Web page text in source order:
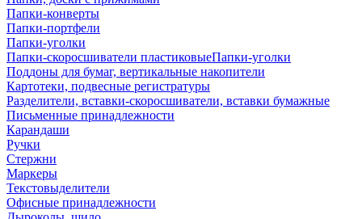
Папки-конверты
Папки-портфели
Папки-уголки
Папки-скоросшиватели пластиковыеПапки-уголки
Поддоны для бумаг, вертикальные накопители
Картотеки, подвесные регистратуры
Разделители, вставки-скоросшиватели, вставки бумажные
Письменные принадлежности
Карандаши
Ручки
Стержни
Маркеры
Текстовыделители
Офисные принадлежности